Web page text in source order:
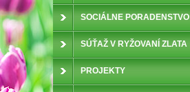
SOCIÁLNE PORADENSTVO
SÚŤAŽ V RYŽOVANÍ ZLATA
PROJEKTY